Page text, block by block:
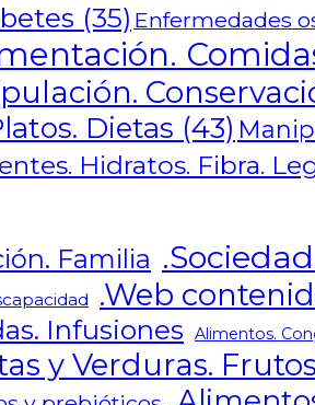
(35) Enfermedades
Dietas (43)
Hidratos. Fibra.
Familia
.Web
Infusiones Alimentos.
y Verduras.